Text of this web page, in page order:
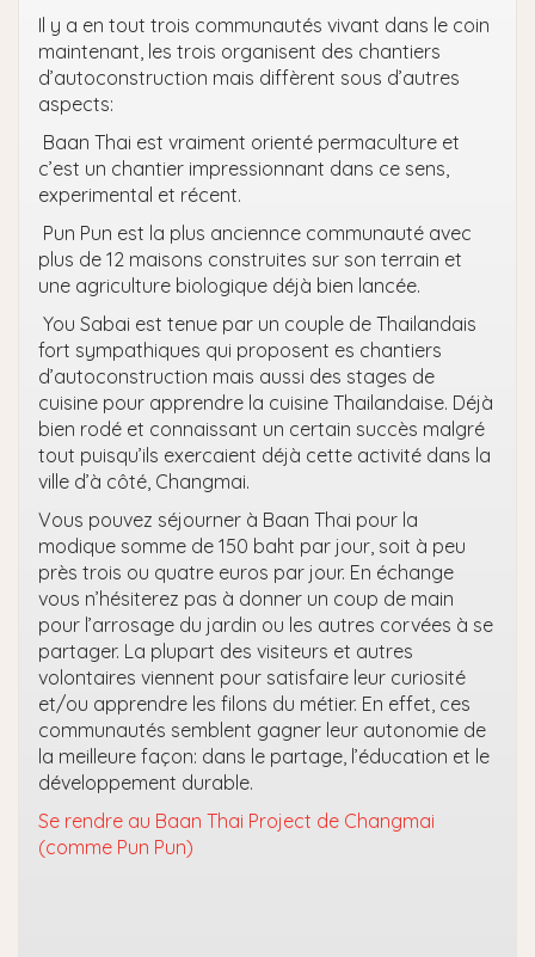
Il y a en tout trois communautés vivant dans le coin
maintenant, les trois organisent des chantiers
d’autoconstruction mais diffèrent sous d’autres
aspects:
Baan Thai est vraiment orienté permaculture et
c’est un chantier impressionnant dans ce sens,
experimental et récent.
Pun Pun est la plus anciennce communauté avec
plus de 12 maisons construites sur son terrain et
une agriculture biologique déjà bien lancée.
You Sabai est tenue par un couple de Thailandais
fort sympathiques qui proposent es chantiers
d’autoconstruction mais aussi des stages de
cuisine pour apprendre la cuisine Thailandaise. Déjà
bien rodé et connaissant un certain succès malgré
tout puisqu’ils exercaient déjà cette activité dans la
ville d’à côté, Changmai.
Vous pouvez séjourner à Baan Thai pour la
modique somme de 150 baht par jour, soit à peu
près trois ou quatre euros par jour. En échange
vous n’hésiterez pas à donner un coup de main
pour l’arrosage du jardin ou les autres corvées à se
partager. La plupart des visiteurs et autres
volontaires viennent pour satisfaire leur curiosité
et/ou apprendre les filons du métier. En effet, ces
communautés semblent gagner leur autonomie de
la meilleure façon: dans le partage, l’éducation et le
développement durable.
Se rendre au Baan Thai Project de Changmai
(comme Pun Pun)